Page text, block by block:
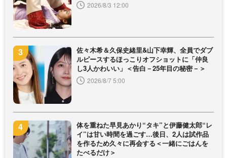
2026/8/3 12:00
佐々木希＆久保史緒里&山下幸輝、全員でダブ
ルピースするほっこりオフショットに「仲良
し3人かわいい」＜告白－25年目の秘密－＞
2026/8/7 5:00
体を重ねた早見あかり“タキ”と伊藤健太郎“レ
イ”は甘い時間を過ごす…後日、2人は試作品
を作るため久々に再会する＜一緒にごはんを
たべるだけ＞